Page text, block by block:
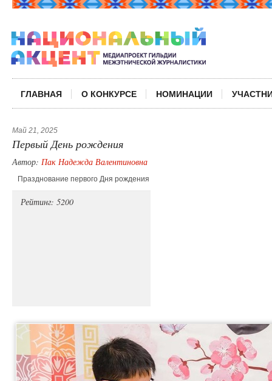
ГЛАВНАЯ О КОНКУРСЕ НОМИНАЦИИ
Май 21, 2025
Первый День рождения
Автор: Пак Надежда Валентиновна
Празднование первого Дня рождения
Рейтинг: 5200